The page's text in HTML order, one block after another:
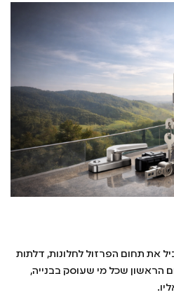
את תחום הפרזול לחלונות, דלתות
הראשון שכל מי שעוסק בבנייה,